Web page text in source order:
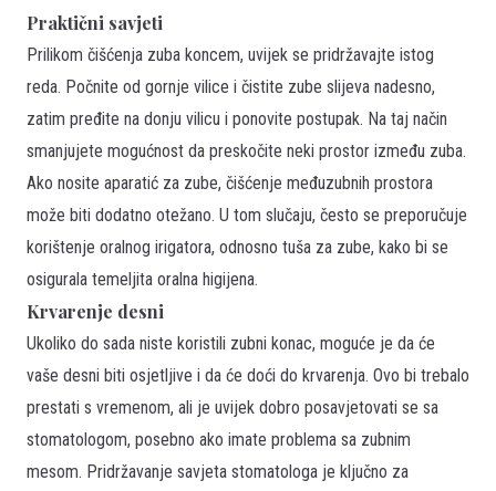
Praktični savjeti
Prilikom čišćenja zuba koncem, uvijek se pridržavajte istog
reda. Počnite od gornje vilice i čistite zube slijeva nadesno,
zatim pređite na donju vilicu i ponovite postupak. Na taj način
smanjujete mogućnost da preskočite neki prostor između zuba.
Ako nosite aparatić za zube, čišćenje međuzubnih prostora
može biti dodatno otežano. U tom slučaju, često se preporučuje
korištenje oralnog irigatora, odnosno tuša za zube, kako bi se
osigurala temeljita oralna higijena.
Krvarenje desni
Ukoliko do sada niste koristili zubni konac, moguće je da će
vaše desni biti osjetljive i da će doći do krvarenja. Ovo bi trebalo
prestati s vremenom, ali je uvijek dobro posavjetovati se sa
stomatologom, posebno ako imate problema sa zubnim
mesom. Pridržavanje savjeta stomatologa je ključno za